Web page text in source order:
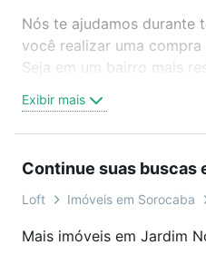
Nós te ajudamos durante
você realizar uma
Seja em um bairro mais
oferta ideal de Imóveis
Jardim Novo Eldorado,
ou por videochamada, é
você ainda conta com
de imóveis.
Exibir mais
Continue suas buscas
Loft Imóveis em Sorocaba